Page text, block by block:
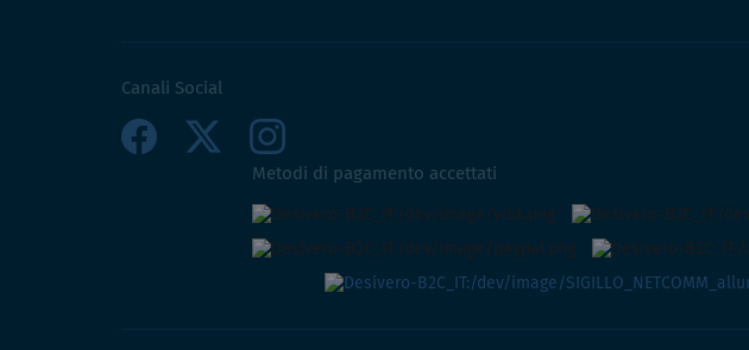
Canali Social
Metodi di pagamento accettati